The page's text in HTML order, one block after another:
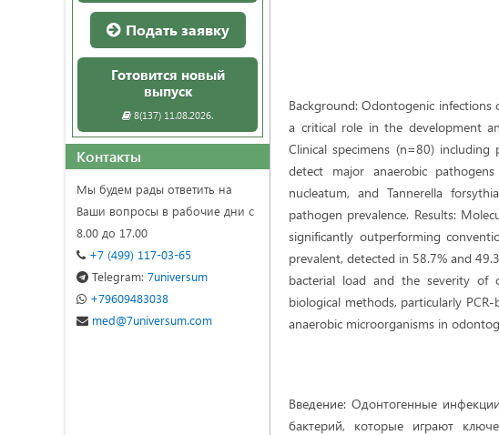
Background: Odontogenic
a critical role in the development
Clinical specimens (n=80) including
detect major anaerobic
nucleatum, and Tannerella
pathogen prevalence. Results:
significantly outperforming
prevalent, detected in 58.7% and
bacterial load and the severity of
biological methods, particularly
anaerobic microorganisms in
Введение: Одонтогенные
бактерий, которые играют
Подать заявку
Готовится новый
выпуск
8(137) 11.08.2026.
Контакты
Мы будем рады ответить на
Ваши вопросы в рабочие дни с
8.00 до 17.00
+7 (499) 117-03-65
Telegram: 7universum
+79609483038
med@7universum.com